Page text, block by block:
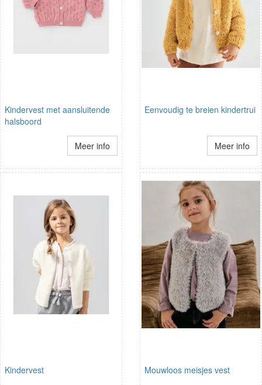
Kindervest met aansluitende
halsboord
Meer info
Eenvoudig te breien kindertrui
Meer info
Kindervest Mouwloos meisjes vest